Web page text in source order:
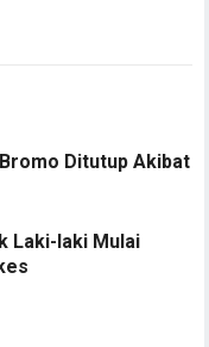
Ditutup Akibat
Laki-laki Mulai